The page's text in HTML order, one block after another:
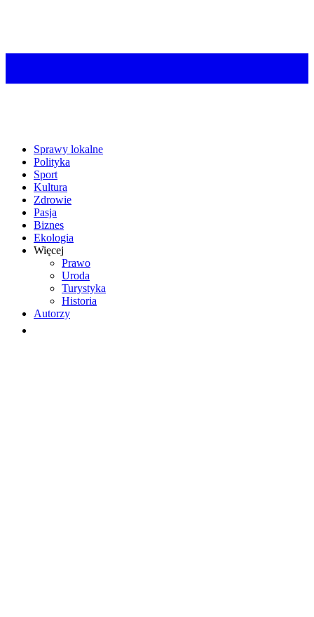
Sprawy lokalne
Polityka
Sport
Kultura
Zdrowie
Pasja
Biznes
Ekologia
Więcej
Prawo
Uroda
Turystyka
Historia
Autorzy